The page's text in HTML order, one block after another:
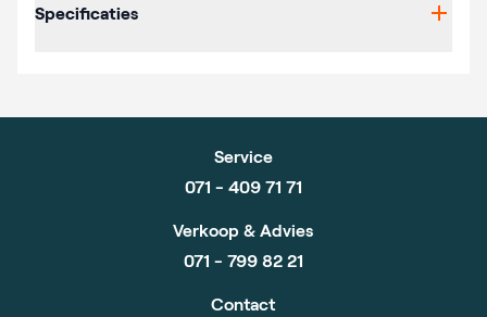
Specificaties
Service
071 - 409 71 71
Verkoop & Advies
071 - 799 82 21
Contact